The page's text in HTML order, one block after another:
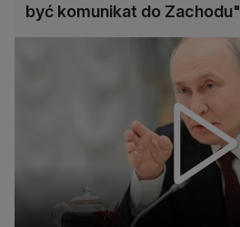
być komunikat do Zachodu"